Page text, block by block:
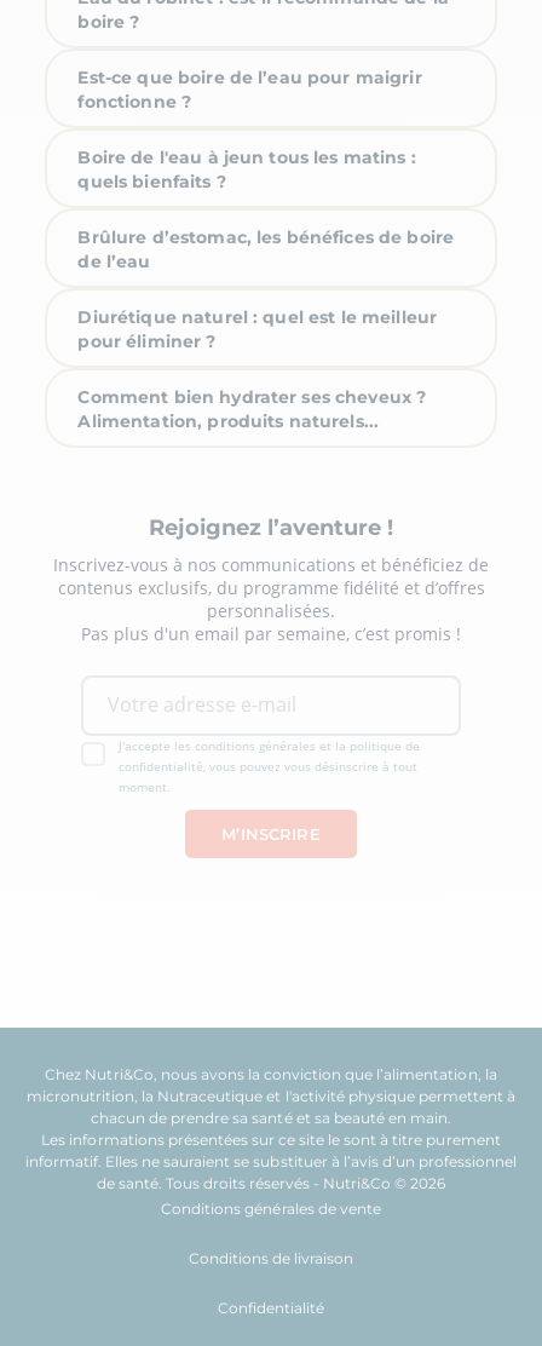
boire ?
Est-ce que boire de l’eau pour maigrir
fonctionne ?
Boire de l'eau à jeun tous les matins :
quels bienfaits ?
Brûlure d’estomac, les bénéfices de boire
de l’eau
Diurétique naturel : quel est le meilleur
pour éliminer ?
Comment bien hydrater ses cheveux ?
Alimentation, produits naturels...
Rejoignez l’aventure !
Inscrivez-vous à nos communications et bénéficiez de
contenus exclusifs, du programme fidélité et d’offres
personnalisées.
Pas plus d'un email par semaine, c’est promis !
J'accepte les conditions générales et la politique de
confidentialité, vous pouvez vous désinscrire à tout
moment.
Chez Nutri&Co, nous avons la conviction que l’alimentation , la
micronutrition , la Nutraceutique et l'activité physiquepermettent à
chacun de prendre sasantéet sa beautéen main.
Les informations présentées sur ce site le sont à titre purement
informatif. Elles ne sauraient se substituer à l’avis d’un professionnel
de santé. Tous droits réservés - Nutri&Co © 2026
Conditions générales de vente
Conditions de livraison
Confidentialité